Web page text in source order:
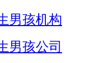
男孩机构
男孩公司